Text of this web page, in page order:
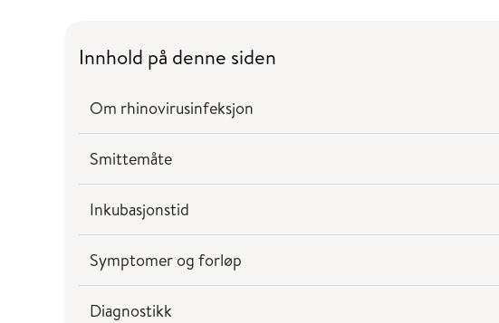
Innhold på denne siden
Om rhinovirusinfeksjon
Smittemåte
Inkubasjonstid
Symptomer og forløp
Diagnostikk